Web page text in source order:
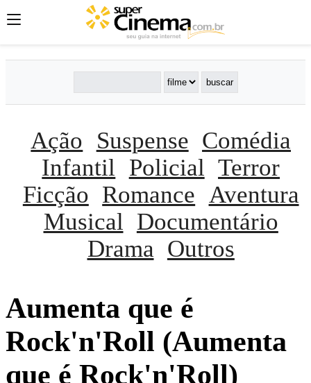
Ação Suspense Comédia
Infantil
Policial Terror
Ficção Romance Aventura
Musical
Documentário
Drama Outros
Aumenta que é
Rock'n'Roll (Aumenta
que é Rock'n'Roll)